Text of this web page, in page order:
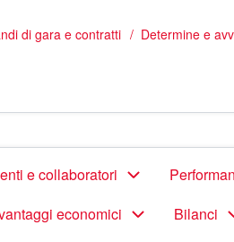
di gara e contratti Determine e
e collaboratori
economici Bilanci